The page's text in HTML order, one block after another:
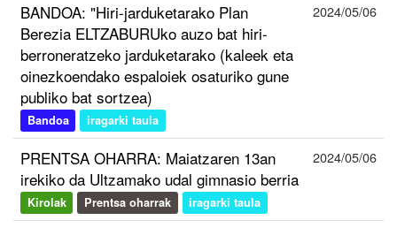
BANDOA: "Hiri-jarduketarako Plan
Berezia ELTZABURUko auzo bat hiri-
berroneratzeko jarduketarako (kaleek eta
oinezkoendako espaloiek osaturiko gune
publiko bat sortzea)
Bandoa iragarki taula
2024/05/06
PRENTSA OHARRA: Maiatzaren 13an
irekiko da Ultzamako udal gimnasio berria
Kirolak Prentsa oharrak iragarki taula
2024/05/06